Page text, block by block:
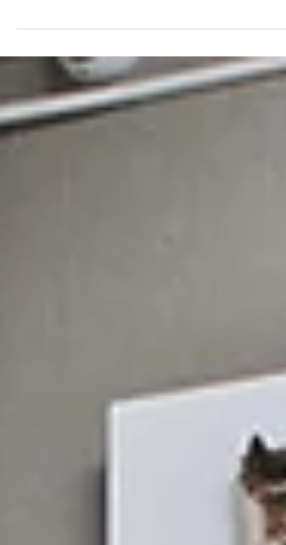
"Monet (1840-1926)". La presentación fue realizada por
profesor emérito de nuestro Departamento de Artes
Plásticas, Edgardo Neira y estaba dirigida a
afiliados al Colegio Médico. Si bien era el título principal,
relato no partió con Cl